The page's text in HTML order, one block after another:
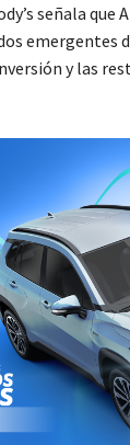
señala
emergentes
y las